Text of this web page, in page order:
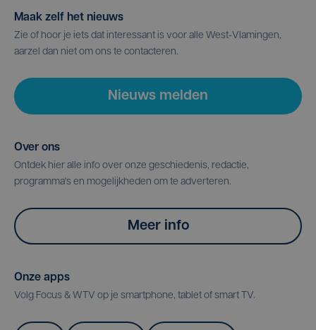
Maak zelf het nieuws
Zie of hoor je iets dat interessant is voor alle West-Vlamingen,
aarzel dan niet om ons te contacteren.
Nieuws melden
Over ons
Ontdek hier alle info over onze geschiedenis, redactie,
programma's en mogelijkheden om te adverteren.
Meer info
Onze apps
Volg Focus & WTV op je smartphone, tablet of smart TV.